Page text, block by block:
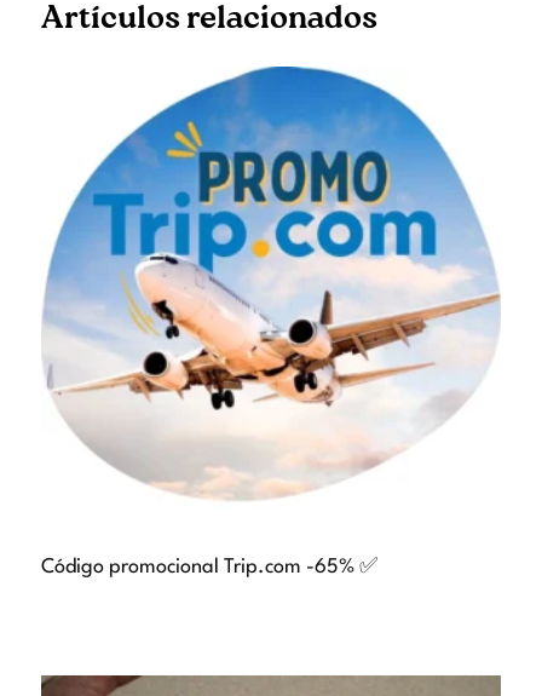
Artículos relacionados
Código promocional Trip.com -65% ✅